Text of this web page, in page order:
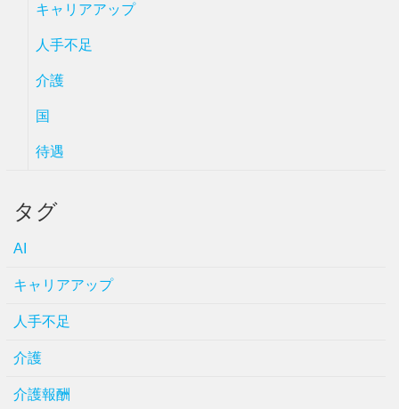
キャリアアップ
人手不足
介護
国
待遇
タグ
AI
キャリアアップ
人手不足
介護
介護報酬